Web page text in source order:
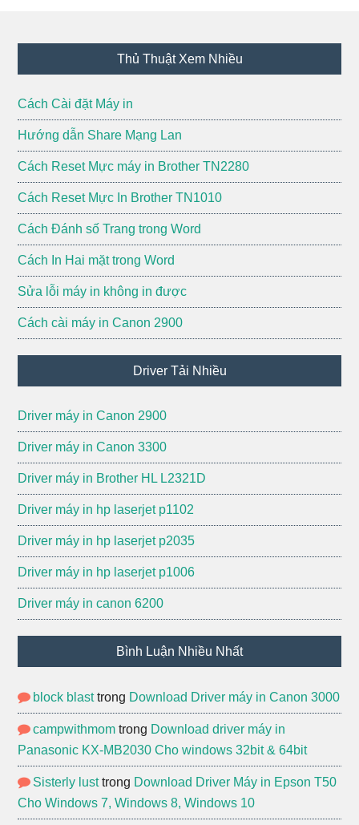
Thủ Thuật Xem Nhiều
Cách Cài đặt Máy in
Hướng dẫn Share Mạng Lan
Cách Reset Mực máy in Brother TN2280
Cách Reset Mực In Brother TN1010
Cách Đánh số Trang trong Word
Cách In Hai mặt trong Word
Sửa lỗi máy in không in được
Cách cài máy in Canon 2900
Driver Tải Nhiều
Driver máy in Canon 2900
Driver máy in Canon 3300
Driver máy in Brother HL L2321D
Driver máy in hp laserjet p1102
Driver máy in hp laserjet p2035
Driver máy in hp laserjet p1006
Driver máy in canon 6200
Bình Luận Nhiều Nhất
block blasttrong Download Driver máy in Canon 3000
campwithmom trong Download driver máy in
Panasonic KX-MB2030 Cho windows 32bit & 64bit
Sisterly lusttrong Download Driver Máy in Epson T50
Cho Windows 7, Windows 8, Windows 10